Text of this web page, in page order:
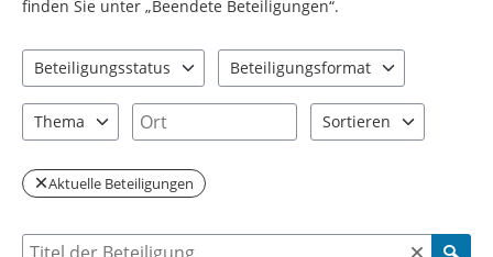
finden Sie unter „Beendete Beteiligungen“.
Beteiligungsstatus
Beteiligungsformat
Thema
Ort
Sortieren
Aktuelle Beteiligungen
Suche nach Beteiligung